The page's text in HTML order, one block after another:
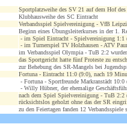
Sportplatzweihe des SV 21 auf dem Hof
Klubhausweihe des SC Eintracht
Verbandsspiel Spielvereinigung - VfB
Beginn eines Übungsleiterkurses in der 1.
- im Spiel Eintracht - Spielvereinigung 1:1
- im Turnerspiel TV Holzhausen - ATV
im Verbandsspiel Olympia - TuB 2:2
das Sportgericht hatte fünf Proteste zu
zur Behebung des SR-Mangels bei
Fortuna - Eintracht 11:0 (9:0), nach 19
- Fortuna - Sportfreunde Markranstädt 10:0
- Willy Hübner, der ehemalige
nach dem Spiel Spielvereinigung - TuB 2:2
rücksichtslos geholzt ohne das der SR
zu den Feiertagen fanden 12 Verbandsspiele